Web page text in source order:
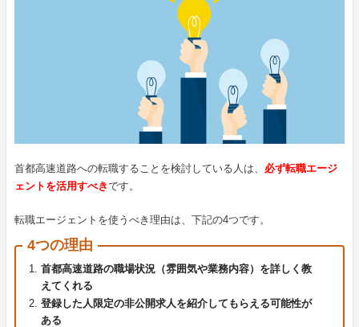
首都高速道路への転職することを検討している人は、 必ず転職エージ
ェントを活用すべきです。
転職エージェントを使うべき理由は、下記の4つです。
4つの理由
首都高速道路の職場状況（雰囲気や業務内容）を詳しく教
えてくれる
登録した人限定の非公開求人を紹介してもらえる可能性が
ある